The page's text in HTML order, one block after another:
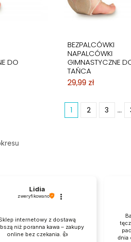
DO
BEZPALCÓWKI
NAPALCÓWKI
GIMNASTYCZNE
TAŃCA
29,99 zł
1 2 3 …
Lidia
zweryfikowano
internetowy z dostawą
niż poranna kawa – zakupy
online bez czekania. 👍️
dnia